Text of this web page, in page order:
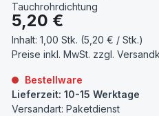
Tauchrohrdichtung
Regulärer Preis:
5,20 €
Inhalt: 1,00 Stk. (5,20 € / Stk.)
Preise inkl. MwSt. zzgl.
Bestellware
Lieferzeit: 10-15 Werktage
Versandart: Paketdienst